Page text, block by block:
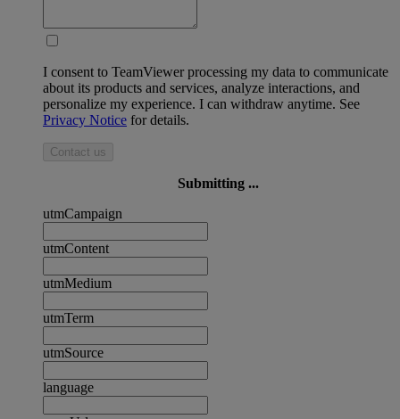
I consent to TeamViewer processing my data to communicate
about its products and services, analyze interactions, and
personalize my experience. I can withdraw anytime. See
Privacy Notice for details.
Contact us
Submitting ...
utmCampaign
utmContent
utmMedium
utmTerm
utmSource
language